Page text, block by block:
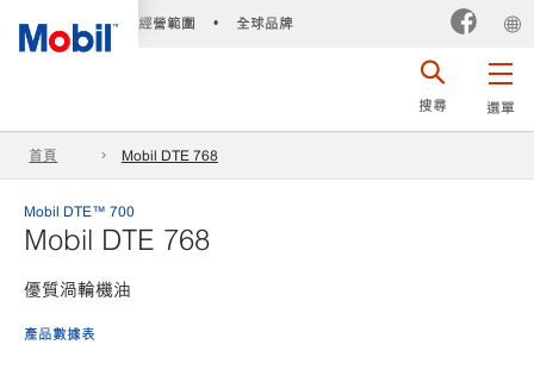
經營範圍 • 全球品牌
選單
搜尋
首頁 Mobil DTE 768
Mobil DTE™ 700
Mobil DTE 768
優質渦輪機油
產品數據表